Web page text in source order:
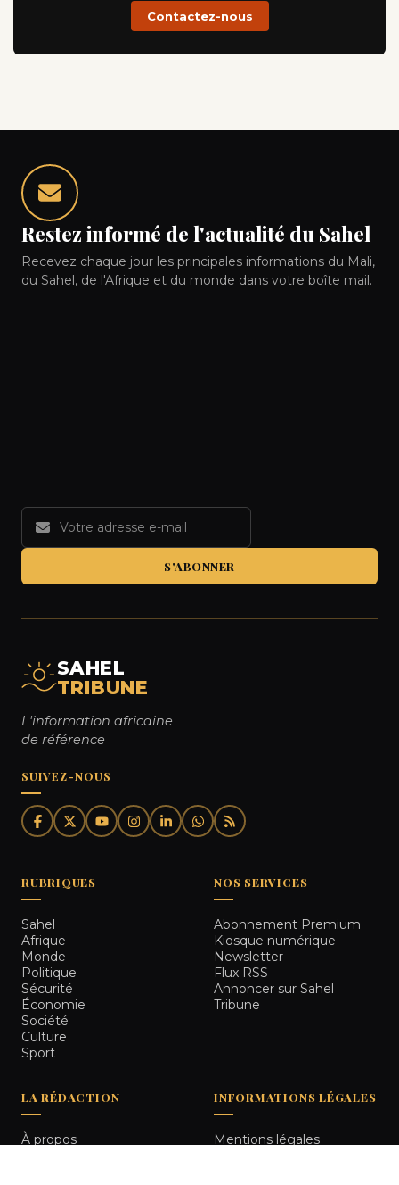
Contactez-nous
Restez informé de l'actualité du Sahel
Recevez chaque jour les principales informations du Mali,
du Sahel, de l'Afrique et du monde dans votre boîte mail.
S'ABONNER
SAHEL
TRIBUNE
L'information africaine
de référence
SUIVEZ-NOUS
RUBRIQUES
Sahel
Afrique
Monde
Politique
Sécurité
Économie
Société
Culture
Sport
NOS SERVICES
Abonnement Premium
Kiosque numérique
Newsletter
Flux RSS
Annoncer sur Sahel
Tribune
LA RÉDACTION
À propos
INFORMATIONS LÉGALES
Mentions légales